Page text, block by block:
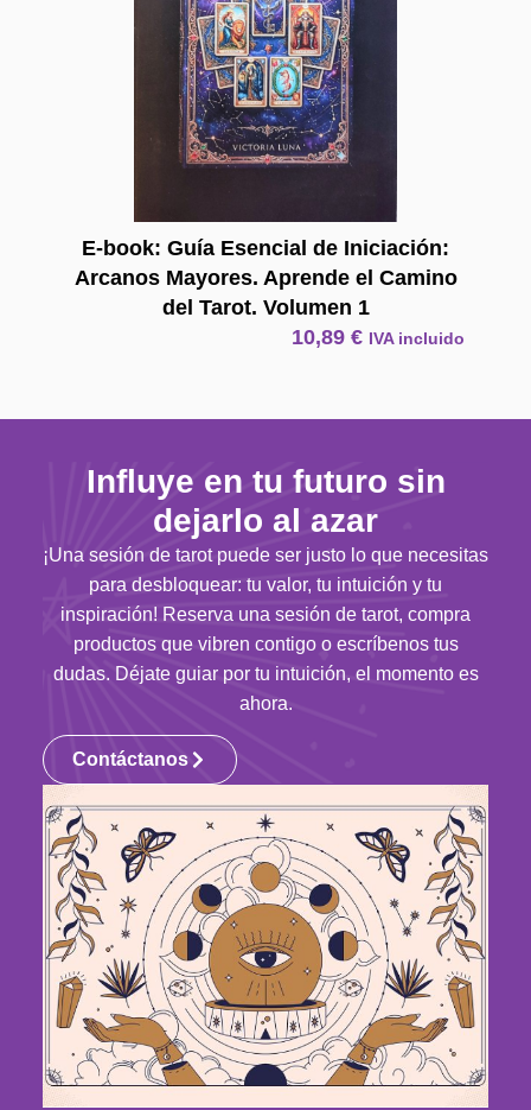
E-book: Guía Esencial de Iniciación:
Arcanos Mayores. Aprende el Camino
del Tarot. Volumen 1
10,89€ IVA incluido
Influye en tu futuro sin
dejarlo al azar
¡Una sesión de tarot puede ser justo lo que necesitas
para desbloquear: tu valor, tu intuición y tu
inspiración! Reserva una sesión de tarot, compra
productos que vibren contigo o escríbenos tus
dudas. Déjate guiar por tu intuición, el momento es
ahora.
Contáctanos